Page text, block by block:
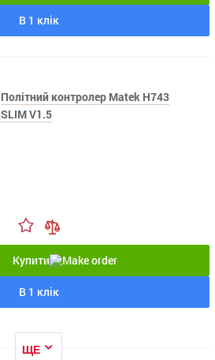
В 1 клік
Політний контролер Matek H743
SLIM V1.5
Купити
В 1 клік
ЩЕ